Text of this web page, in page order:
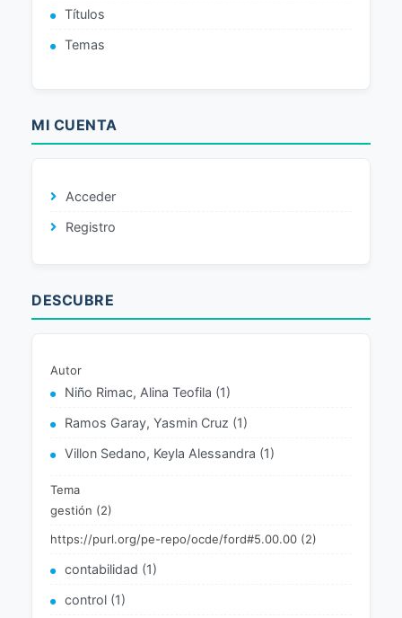
Títulos
Temas
MI CUENTA
Acceder
Registro
DESCUBRE
Autor
Niño Rimac, Alina Teofila (1)
Ramos Garay, Yasmin Cruz (1)
Villon Sedano, Keyla Alessandra (1)
Tema
gestión (2)
https://purl.org/pe-repo/ocde/ford#5.00.00 (2)
contabilidad (1)
control (1)